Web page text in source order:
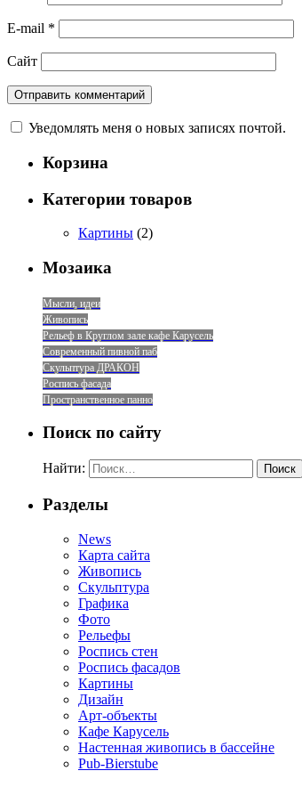
E-mail *
Сайт
Уведомлять меня о новых записях почтой.
Корзина
Категории товаров
Картины (2)
Мозаика
Мысли, идеи
Живопись
Рельеф в Круглом зале кафе Карусель
Современный пивной паб
Скульптура ДРАКОН
Роспись фасада
Пространственное панно
Поиск по сайту
Найти:
Разделы
News
Карта сайта
Живопись
Скульптура
Графика
Фото
Рельефы
Роспись стен
Роспись фасадов
Картины
Дизайн
Арт-объекты
Кафе Карусель
Настенная живопись в бассейне
Pub-Bierstube